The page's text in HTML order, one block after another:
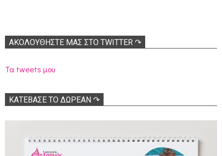
ΑΚΟΛΟΥΘΉΣΤΕ ΜΑΣ ΣΤΟ TWITTER ↷
Τα tweets μου
ΚΑΤΕΒΑΣΕ ΤΟ ΔΩΡΕΑΝ ↷